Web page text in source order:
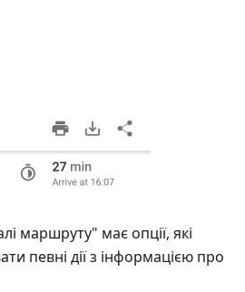
маршруту" має опції, які
певні дії з інформацією про